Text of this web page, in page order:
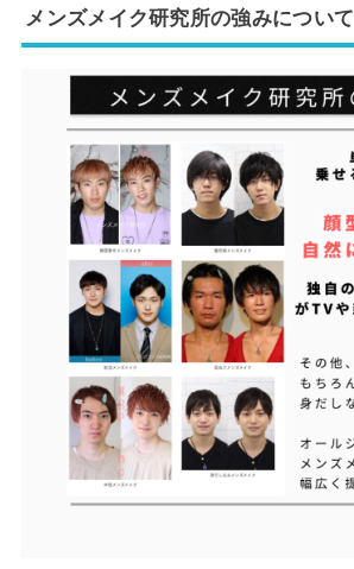
メンズメイク研究所の強みについて